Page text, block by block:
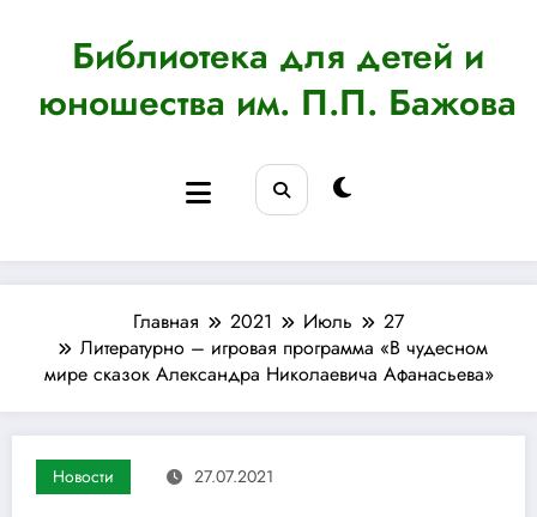
содержимомуБиблиотека для детей и
юношества им. П.П. Бажова
Главная 2021 Июль
27
Литературно – игровая программа «В чудесном
мире сказок Александра Николаевича Афанасьева»
Новости 27.07.2021